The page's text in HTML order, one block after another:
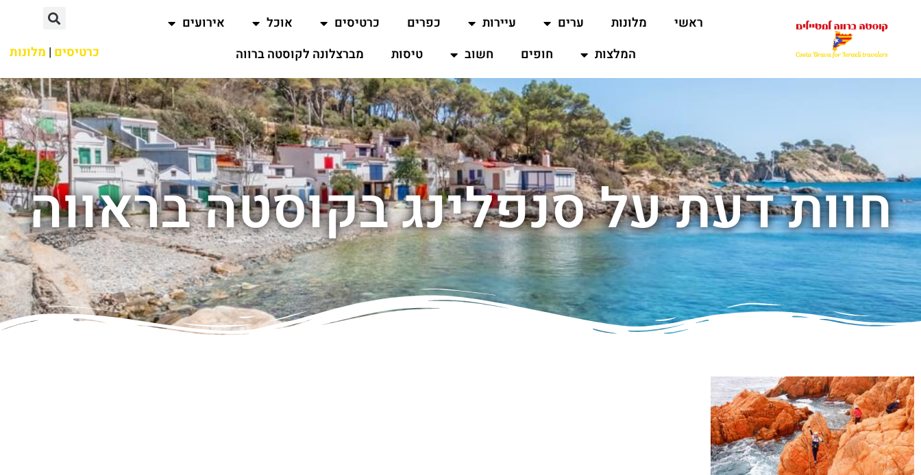
ראשי מלונות ערים עיירות כפרים כרטיסים אוכל
אירועים
המלצות
חופים חשוב טיסות מברצלונה לקוסטה ברווה כרטיסים | מלונות
חוות דעת על סנפלינג בקוסטה בראווה